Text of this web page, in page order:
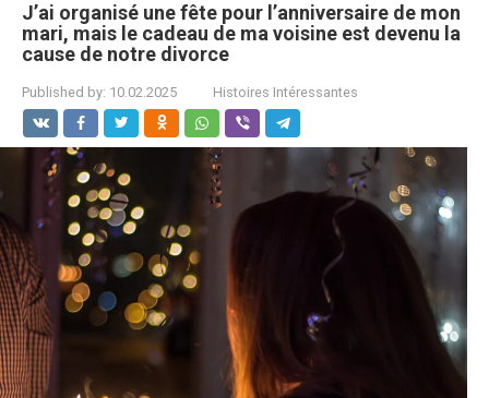
J’ai organisé une fête pour l’anniversaire de mon
mari, mais le cadeau de ma voisine est devenu la
cause de notre divorce
Published by: 10.02.2025 Histoires Intéressantes